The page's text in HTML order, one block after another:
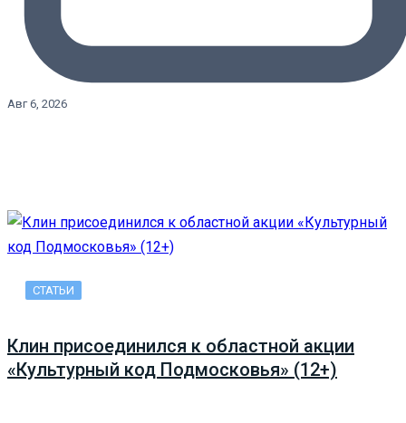
Авг 6, 2026
СТАТЬИ
Клин присоединился к областной акции
«Культурный код Подмосковья» (12+)